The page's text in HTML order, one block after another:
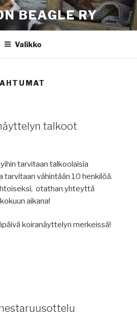
BEAGLE RY
Valikko
talkoot
tarvitaan talkoolaisia
tarvitaan vähintään 10 henkilöä.
otathan yhteyttä
aikana!
koiranäyttelyn merkeissä!